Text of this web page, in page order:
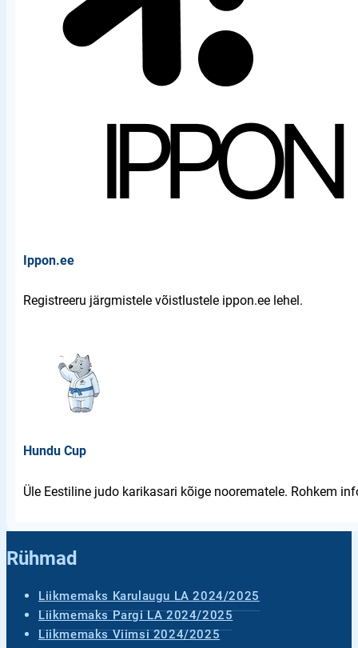
Ippon.ee
Registreeru järgmistele võistlustele ippon.ee lehel.
Hundu Cup
Üle Eestiline judo karikasari kõige noorematele. Rohkem
Rühmad
Liikmemaks Karulaugu LA 2024/2025
Liikmemaks Pargi LA 2024/2025
Liikmemaks Viimsi 2024/2025